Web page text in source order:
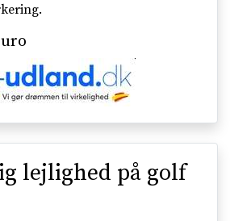
lejlighed på golf